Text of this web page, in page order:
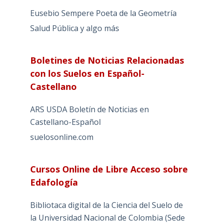
Eusebio Sempere Poeta de la Geometría
Salud Pública y algo más
Boletines de Noticias Relacionadas
con los Suelos en Español-
Castellano
ARS USDA Boletín de Noticias en
Castellano-Español
suelosonline.com
Cursos Online de Libre Acceso sobre
Edafología
Bibliotaca digital de la Ciencia del Suelo de
la Universidad Nacional de Colombia (Sede